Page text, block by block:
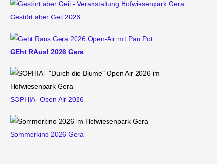
Gestört aber Geil 2026
GEht RAus! 2026 Gera
SOPHIA- Open Air 2026
Sommerkino 2026 Gera